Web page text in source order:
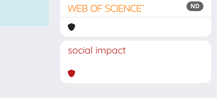
ND
social impact